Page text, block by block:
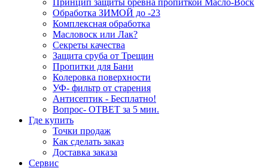
Принцип защиты бревна пропиткой Масло-Воск
Обработка ЗИМОЙ до -23
Комплексная обработка
Масловоск или Лак?
Секреты качества
Защита сруба от Трещин
Пропитки для Бани
Колеровка поверхности
УФ- фильтр от старения
Антисептик - Бесплатно!
Вопрос- ОТВЕТ за 5 мин.
Где купить
Точки продаж
Как сделать заказ
Доставка заказа
Сервис